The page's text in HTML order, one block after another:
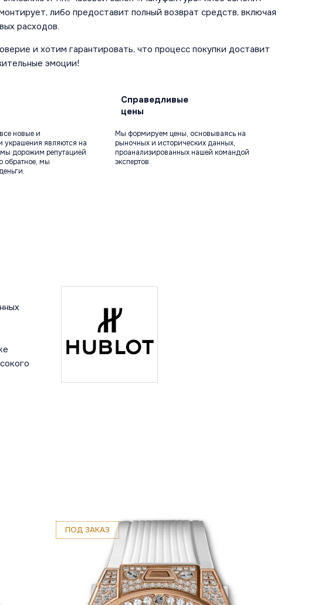
либо предоставит полный возврат средств, включая
расходов.
и хотим гарантировать, что процесс покупки доставит
эмоции!
новые и
являются на
дорожим репутацией
обратное, мы
Справедливые
цены
Мы формируем цены, основываясь на
рыночных и исторических данных,
проанализированных нашей командой
экспертов.
ПОД ЗАКАЗ